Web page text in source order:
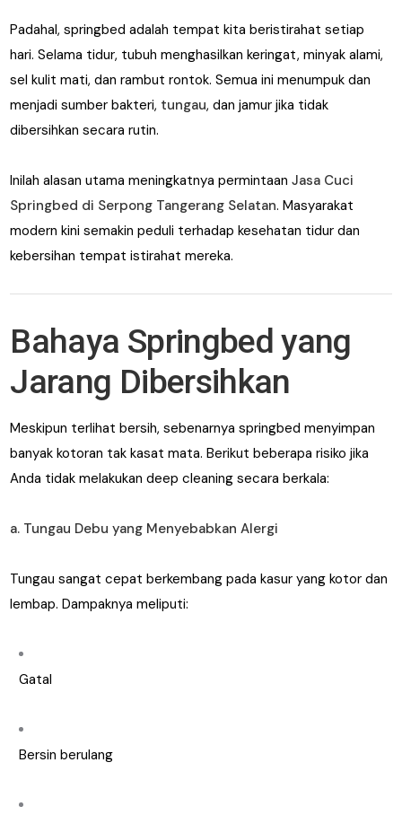
Padahal, springbed adalah tempat kita beristirahat setiap
hari. Selama tidur, tubuh menghasilkan keringat, minyak alami,
sel kulit mati, dan rambut rontok. Semua ini menumpuk dan
menjadi sumber bakteri, tungau, dan jamur jika tidak
dibersihkan secara rutin.
Inilah alasan utama meningkatnya permintaanJasa Cuci
Springbed di Serpong Tangerang Selatan. Masyarakat
modern kini semakin peduli terhadap kesehatan tidur dan
kebersihan tempat istirahat mereka.
Bahaya Springbed yang
Jarang Dibersihkan
Meskipun terlihat bersih, sebenarnya springbed menyimpan
banyak kotoran tak kasat mata. Berikut beberapa risiko jika
Anda tidak melakukan deep cleaning secara berkala:
a. Tungau Debu yang Menyebabkan Alergi
Tungau sangat cepat berkembang pada kasur yang kotor dan
lembap. Dampaknya meliputi:
Gatal
Bersin berulang